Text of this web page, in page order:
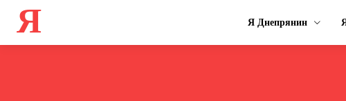
Я Я Днепрянин